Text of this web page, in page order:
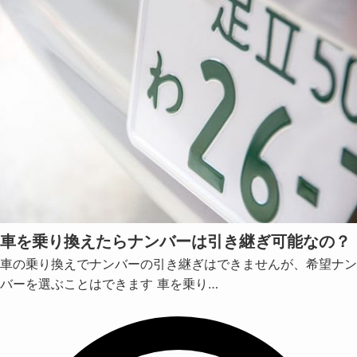
車を乗り換えたらナンバーは引き継ぎ可能なの？
車の乗り換えでナンバーの引き継ぎはできませんが、希望ナン
バーを選ぶことはできます 車を乗り…